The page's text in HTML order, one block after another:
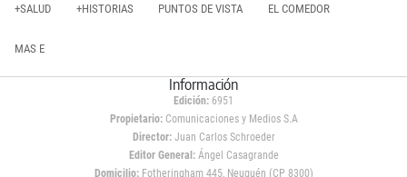
+SALUD +HISTORIAS PUNTOS DE VISTA EL COMEDOR
MAS E
Información
Edición: 6951
Propietario:Comunicaciones y Medios S.A
Director: Juan Carlos Schroeder
Editor General:Ángel Casagrande
Domicilio:Fotheringham 445, Neuquén (CP 8300)